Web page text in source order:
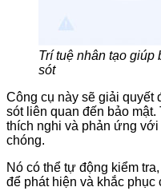
Trí tuệ nhân tạo giúp
sót
Công cụ này sẽ giải quyết
sót liên quan đến bảo
thích nghi và phản ứng
chóng.
Nó có thể tự động kiểm
để phát hiện và khắc phục